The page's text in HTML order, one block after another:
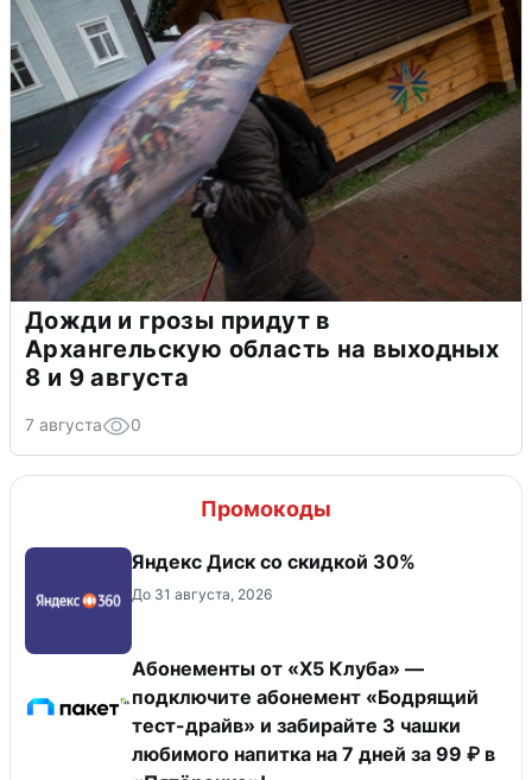
Дожди и грозы придут в
Архангельскую область на выходных
8 и 9 августа
7 августа 0
Промокоды
Яндекс Диск со скидкой 30%
До 31 августа, 2026
Абонементы от «Х5 Клуба» —
подключите абонемент «Бодрящий
тест-драйв» и забирайте 3 чашки
любимого напитка на 7 дней за 99 ₽ в